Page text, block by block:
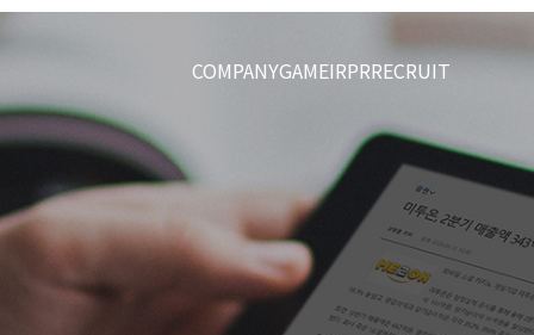
COMPANYGAMEIRPRRECRUIT